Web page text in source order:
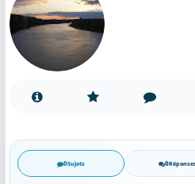
VIE PROFESSIONNELLE
Ressources
Agenda
Lectures de livres
Mouvement
0Sujets 0